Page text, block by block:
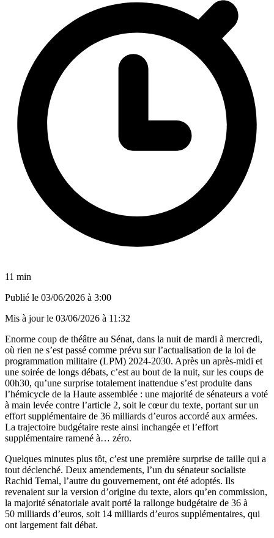
11 min
Publié le 03/06/2026 à 3:00
Mis à jour le 03/06/2026 à 11:32
Enorme coup de théâtre au Sénat, dans la nuit de mardi à mercredi,
où rien ne s’est passé comme prévu sur l’actualisation de la loi de
programmation militaire (LPM) 2024-2030. Après un après-midi et
une soirée de longs débats, c’est au bout de la nuit, sur les coups de
00h30, qu’une surprise totalement inattendue s’est produite dans
l’hémicycle de la Haute assemblée : une majorité de sénateurs a voté
à main levée contre l’article 2, soit le cœur du texte, portant sur un
effort supplémentaire de 36 milliards d’euros accordé aux armées.
La trajectoire budgétaire reste ainsi inchangée et l’effort
supplémentaire ramené à… zéro.
Quelques minutes plus tôt, c’est une première surprise de taille qui a
tout déclenché. Deux amendements, l’un du sénateur socialiste
Rachid Temal, l’autre du gouvernement, ont été adoptés. Ils
revenaient sur la version d’origine du texte, alors qu’en commission,
la majorité sénatoriale avait porté la rallonge budgétaire de 36 à
50 milliards d’euros, soit 14 milliards d’euros supplémentaires, qui
ont largement fait débat.